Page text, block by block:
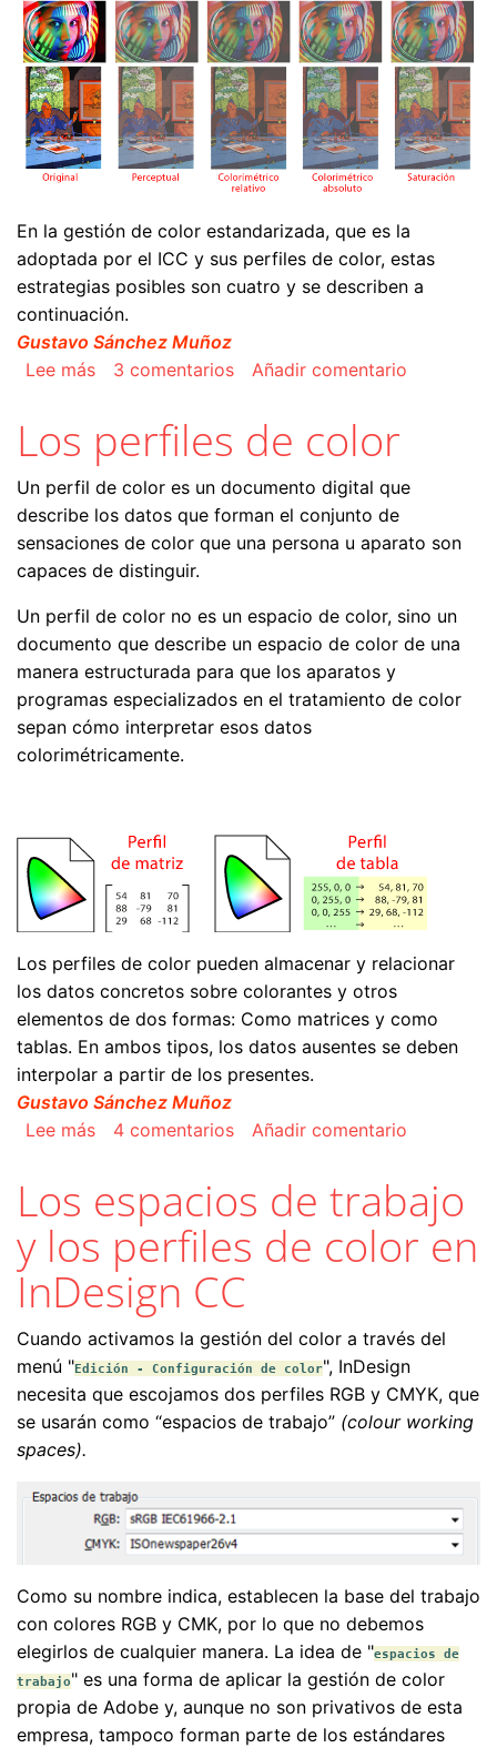
En la gestión de color estandarizada, que es la
adoptada por el ICC y sus perfiles de color, estas
estrategias posibles son cuatro y se describen a
continuación.
Gustavo Sánchez Muñoz
Lee mássobre Los propósitos de interpretación o
3 comentarios Añadir comentario
Los perfiles de color
Un perfil de color es un documento digital que
describe los datos que forman el conjunto de
sensaciones de color que una persona u aparato son
capaces de distinguir.
Un perfil de color no es un espacio de color, sino un
documento que describe un espacio de color de una
manera estructurada para que los aparatos y
programas especializados en el tratamiento de color
sepan cómo interpretar esos datos
colorimétricamente.
Los perfiles de color pueden almacenar y relacionar
los datos concretos sobre colorantes y otros
elementos de dos formas: Como matrices y como
tablas. En ambos tipos, los datos ausentes se deben
interpolar a partir de los presentes.
Gustavo Sánchez Muñoz
Lee mássobre Los perfiles de color
4 comentarios Añadir comentario
Los espacios de trabajo
y los perfiles de color en
InDesign CC
Cuando activamos la gestión del color a través del
menú "Edición - Configuración de color", InDesign
necesita que escojamos dos perfiles RGB y CMYK, que
se usarán como “espacios de trabajo” (colour working
spaces).
Como su nombre indica, establecen la base del trabajo
con colores RGB y CMK, por lo que no debemos
elegirlos de cualquier manera. La idea de "espacios de
trabajo" es una forma de aplicar la gestión de color
propia de Adobe y, aunque no son privativos de esta
empresa, tampoco forman parte de los estándares